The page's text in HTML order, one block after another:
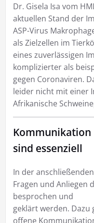
Dr. Gisela Isa vom
aktuellen Stand der
ASP-Virus
als Zielzellen im
eines zuverlässigen
komplizierter als
gegen Coronaviren.
leider nicht mit einer
Afrikanische
sind essenziell
In der
Fragen und Anliegen
besprochen und
geklärt werden.
offene